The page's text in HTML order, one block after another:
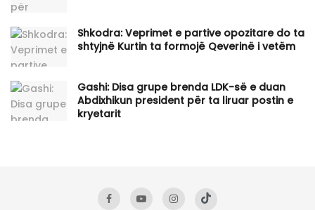
Shkodra: Veprimet e partive opozitare do ta
shtyjnë Kurtin ta formojë Qeverinë i vetëm
Gashi: Disa grupe brenda LDK-së e duan
Abdixhikun president për ta liruar postin e
kryetarit